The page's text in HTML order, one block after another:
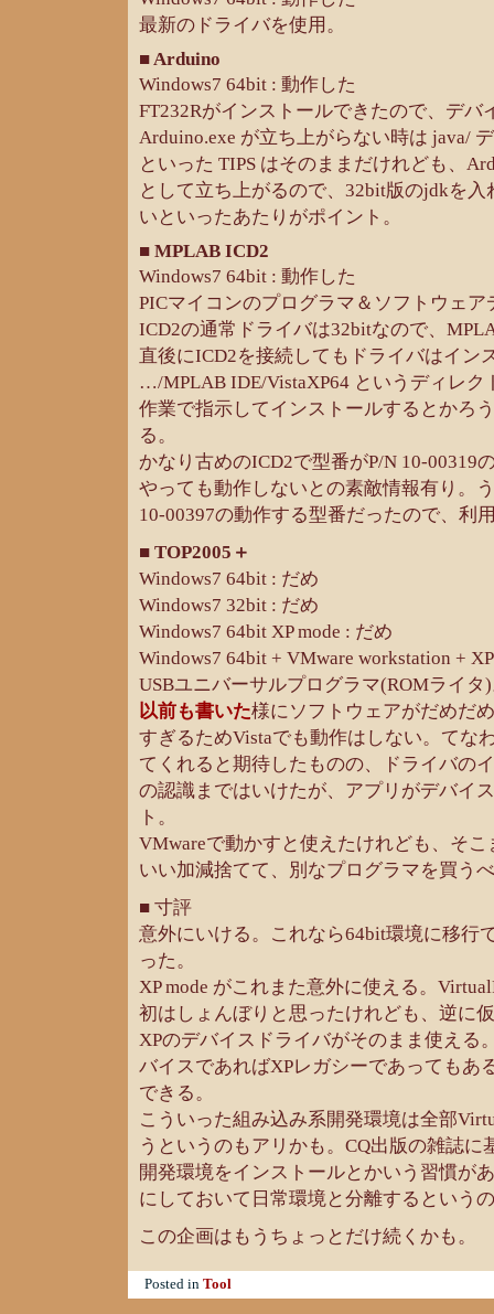
最新のドライバを使用。
■ Arduino
Windows7 64bit : 動作した
FT232Rがインストールできたので、デバ
Arduino.exe が立ち上がらない時は java/
といった TIPS はそのままだけれども、
として立ち上がるので、32bit版のjdkを
いといったあたりがポイント。
■ MPLAB ICD2
Windows7 64bit : 動作した
PICマイコンのプログラマ＆ソフトウェア
ICD2の通常ドライバは32bitなので、
直後にICD2を接続してもドライバはイン
…/MPLAB IDE/VistaXP64 というディレク
作業で指示してインストールするとかろ
る。
かなり古めのICD2で型番がP/N 10-00319
やっても動作しないとの素敵情報有り。
10-00397の動作する型番だったので、利
■ TOP2005＋
Windows7 64bit : だめ
Windows7 32bit : だめ
Windows7 64bit XP mode : だめ
Windows7 64bit + VMware workstation +
USBユニバーサルプログラマ(ROMライタ
以前も書いた様にソフトウェアがだめだ
すぎるためVistaでも動作はしない。てな
てくれると期待したものの、ドライバの
の認識まではいけたが、アプリがデバイ
ト。
VMwareで動かすと使えたけれども、そ
いい加減捨てて、別なプログラマを買う
■ 寸評
意外にいける。これなら64bit環境に移行
った。
XP mode がこれまた意外に使える。
初はしょんぼりと思ったけれども、逆に
XPのデバイスドライバがそのまま使える
バイスであればXPレガシーであってもあ
できる。
こういった組み込み系開発環境は全部
うというのもアリかも。CQ出版の雑誌に
開発環境をインストールとかいう習慣が
にしておいて日常環境と分離するという
この企画はもうちょっとだけ続くかも。
Posted in Tool